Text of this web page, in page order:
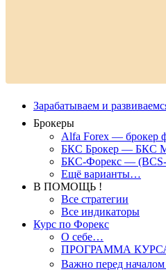
Зарабатываем и
Брокеры
Alfa Forex — брокер
БКС Брокер — БКС
БКС-Форекс —
Ещё варианты…
В ПОМОЩЬ !
Все стратегии
Все индикаторы
Курс по Форекс
О себе…
ПРОГРАММА
Важно перед началом